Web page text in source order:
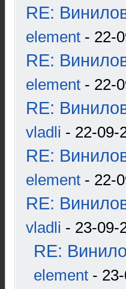
RE:
element - 22-
RE:
element - 22-
RE:
vladli - 22-09-
RE:
element - 22-
RE:
vladli - 23-09-
RE:
element -